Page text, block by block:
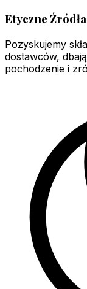
Etyczne
Pozyskujemy
dostawców,
pochodzenie i